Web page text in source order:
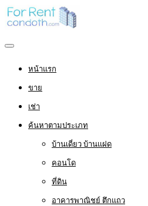
หน้าแรก
ขาย
เช่า
ค้นหาตามประเภท
บ้านเดี่ยว บ้านแฝด
คอนโด
ที่ดิน
อาคารพาณิชย์ ตึกแถว